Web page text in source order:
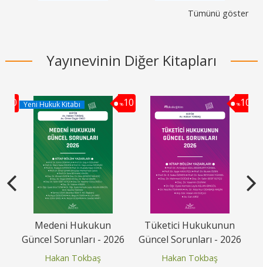
Tümünü göster
Yayınevinin Diğer Kitapları
10 %10
Yeni Hukuk Kitabı
Medeni Hukukun
Güncel Sorunları - 2026
Hakan Tokbaş
%10
Tüketici Hukukunun
Güncel Sorunları - 2026
Hakan Tokbaş